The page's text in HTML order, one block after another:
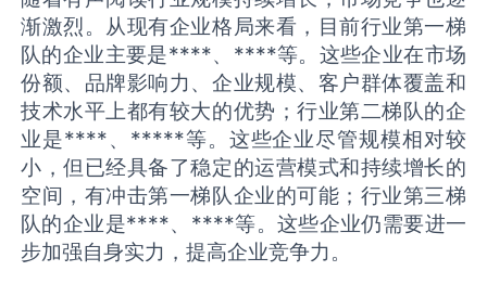
渐激烈。从现有企业格局来看，目前行业第一梯
队的企业主要是****、****等。这些企业在市场
份额、品牌影响力、企业规模、客户群体覆盖和
技术水平上都有较大的优势；行业第二梯队的企
业是****、*****等。这些企业尽管规模相对较
小，但已经具备了稳定的运营模式和持续增长的
空间，有冲击第一梯队企业的可能；行业第三梯
队的企业是****、****等。这些企业仍需要进一
步加强自身实力，提高企业竞争力。